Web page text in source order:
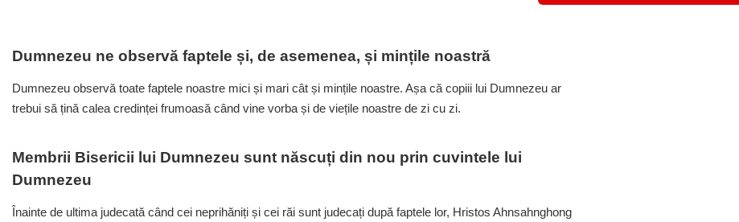
Dumnezeu ne observă faptele și, de asemenea, și mințile noastră
Dumnezeu observă toate faptele noastre mici și mari cât și mințile noastre. Așa că copiii lui Dumnezeu ar
trebui să țină calea credinței frumoasă când vine vorba și de viețile noastre de zi cu zi.
Membrii Bisericii lui Dumnezeu sunt născuți din nou prin cuvintele lui
Dumnezeu
Înainte de ultima judecată când cei neprihăniți și cei răi sunt judecați după faptele lor, Hristos Ahnsahnghong